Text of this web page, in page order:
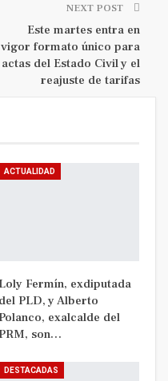
NEXT POST
Este martes entra en
vigor formato único para
actas del Estado Civil y el
reajuste de tarifas
ACTUALIDAD
Loly Fermín, exdiputada
del PLD, y Alberto
Polanco, exalcalde del
PRM, son…
DESTACADAS